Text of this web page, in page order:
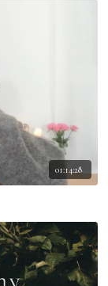
01:14:28